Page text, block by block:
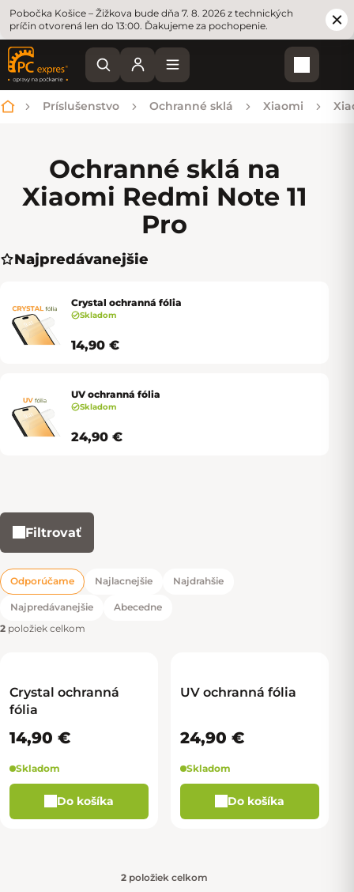
Pobočka Košice – Žižkova bude dňa 7. 8. 2026 z technických
príčin otvorená len do 13:00. Ďakujeme za pochopenie.
Domov
Príslušenstvo Ochranné sklá Xiaomi
Ochranné sklá na
Xiaomi Redmi Note 11
Pro
Najpredávanejšie
Crystal ochranná fólia
Skladom
14,90 €
UV ochranná fólia
Skladom
24,90 €
Filtrovať
Radenie produktov
Odporúčame Najlacnejšie Najdrahšie
Najpredávanejšie
Abecedne
2 položiek celkom
Výpis produktov
Crystal ochranná
fólia
14,90 €
Skladom
Do košíka
UV ochranná fólia
24,90 €
Skladom
Do košíka
2 položiek celkom